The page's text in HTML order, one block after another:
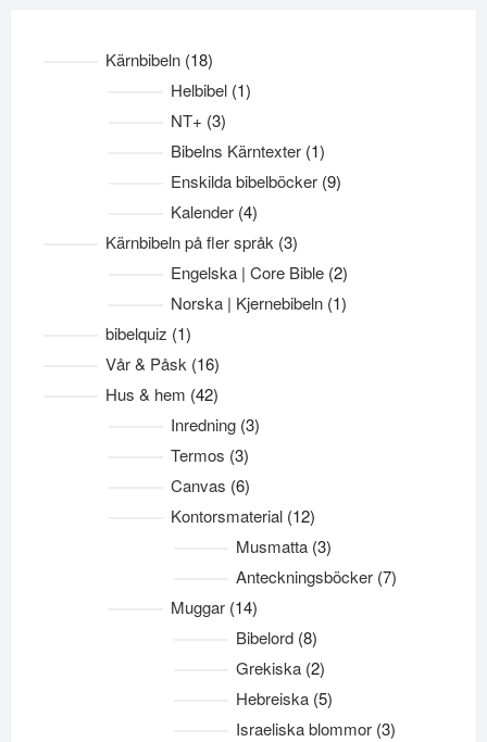
väljas
på
produktsidan
Kärnbibeln 1818
produkter
Helbibel 11
NT+ 33
produkter
Bibelns Kärntexter 11
produkt
Enskilda bibelböcker 99
Kalender 44
produkter
Kärnbibeln på fler språk 33
produkter
Engelska | Core Bible 22
produkter
Norska | Kjernebibeln 11
bibelquiz 11
produkt
Vår & Påsk 1616
produkter
Hus & hem 4242
produkter
Inredning 33
Termos 33
produkter
Canvas 66
produkter
Kontorsmaterial 1212
produkter
Musmatta 33
produkter
Anteckningsböcker 77
Muggar 1414
produkter
Bibelord 88
produkter
Grekiska 22
produkter
Hebreiska 55
produkter
Israeliska blommor 33